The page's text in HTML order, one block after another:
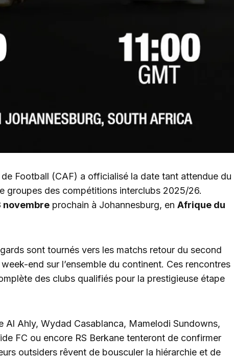
Football (CAF) a officialisé la date tant attendue du
groupes des compétitions interclubs 2025/26.
novembre prochain à Johannesburg, en Afrique du
sont tournés vers les matchs retour du second
end sur l’ensemble du continent. Ces rencontres
des clubs qualifiés pour la prestigieuse étape
Al Ahly, Wydad Casablanca, Mamelodi Sundowns,
FC ou encore RS Berkane tenteront de confirmer
outsiders rêvent de bousculer la hiérarchie et de